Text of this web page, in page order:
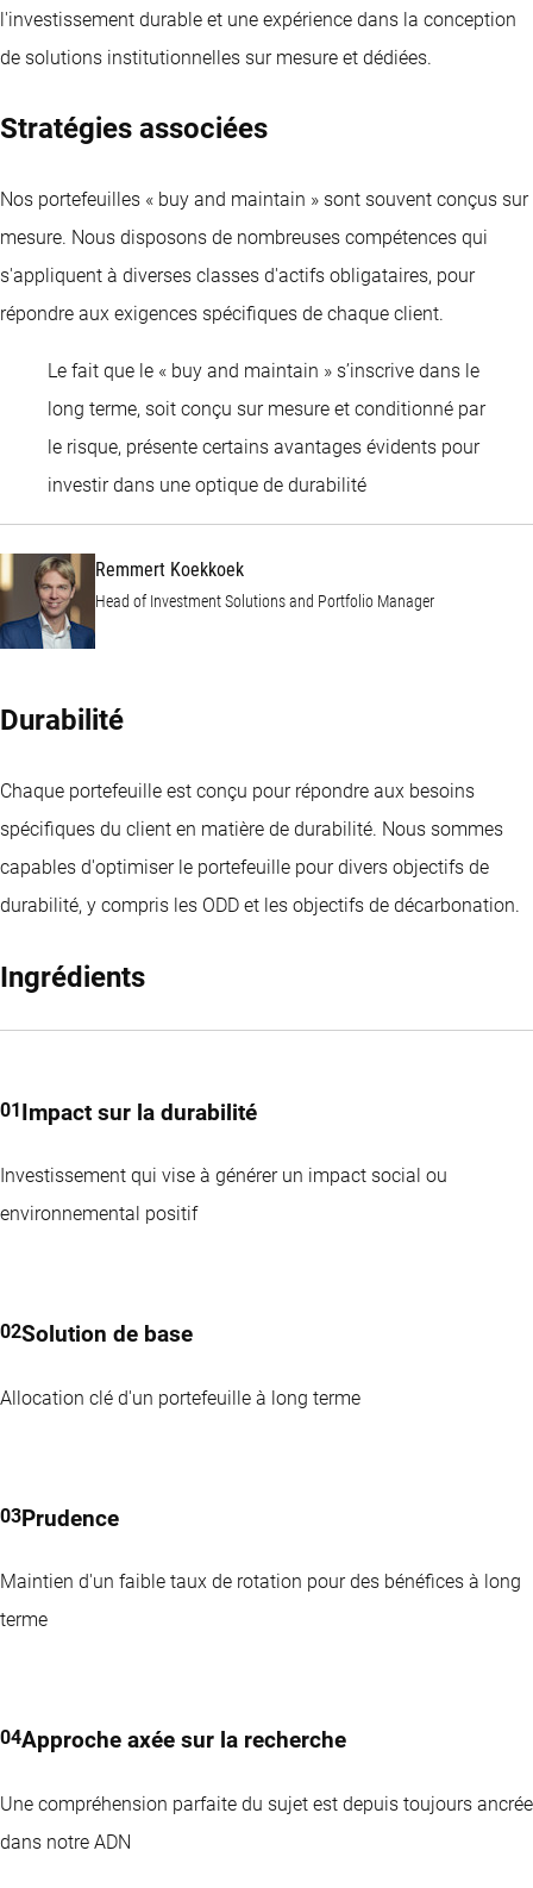
l'investissement durable et une expérience dans la conception
de solutions institutionnelles sur mesure et dédiées.
Stratégies associées
Nos portefeuilles « buy and maintain » sont souvent conçus sur
mesure. Nous disposons de nombreuses compétences qui
s'appliquent à diverses classes d'actifs obligataires, pour
répondre aux exigences spécifiques de chaque client.
Le fait que le « buy and maintain » s’inscrive dans le
long terme, soit conçu sur mesure et conditionné par
le risque, présente certains avantages évidents pour
investir dans une optique de durabilitéRemmert Koekkoek
Remmert Koekkoek
Head of Investment Solutions and Portfolio Manager
Durabilité
Chaque portefeuille est conçu pour répondre aux besoins
spécifiques du client en matière de durabilité. Nous sommes
capables d'optimiser le portefeuille pour divers objectifs de
durabilité, y compris les ODD et les objectifs de décarbonation.
Ingrédients
Impact sur la durabilité
Investissement qui vise à générer un impact social ou
environnemental positif
Solution de base
Allocation clé d'un portefeuille à long terme
Prudence
Maintien d'un faible taux de rotation pour des bénéfices à long
terme
Approche axée sur la recherche
Une compréhension parfaite du sujet est depuis toujours ancrée
dans notre ADN